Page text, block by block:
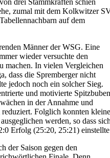
drei Stammkräften schien
zumal mit dem Kolkwitzer
auf dem
Männer der WSG. Eine
wieder versuchte den
machen. In vielen Vergleichen
dass die Spremberger nicht
jedoch noch ein solcher Sieg.
und motivierte
in der Annahme und
Folglich konnten kleine
werden, so dass
Erfolg (25:20, 25:21)
der Saison gegen den